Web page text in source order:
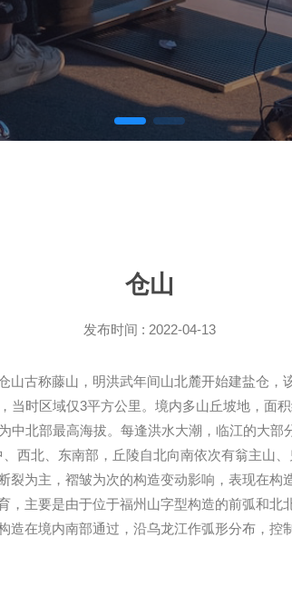
仓山
发布时间 : 2022-04-13
古称藤山，明洪武年间山北麓开始建盐仓
当时区域仅3平方公里。境内多山丘坡地，面
中北部最高海拔。每逢洪水大潮，临江的大
西北、东南部，丘陵自北向南依次有翁主山
裂为主，褶皱为次的构造变动影响，表现在
，主要是由于位于福州山字型构造的前弧和
在境内南部通过，沿乌龙江作弧形分布，控